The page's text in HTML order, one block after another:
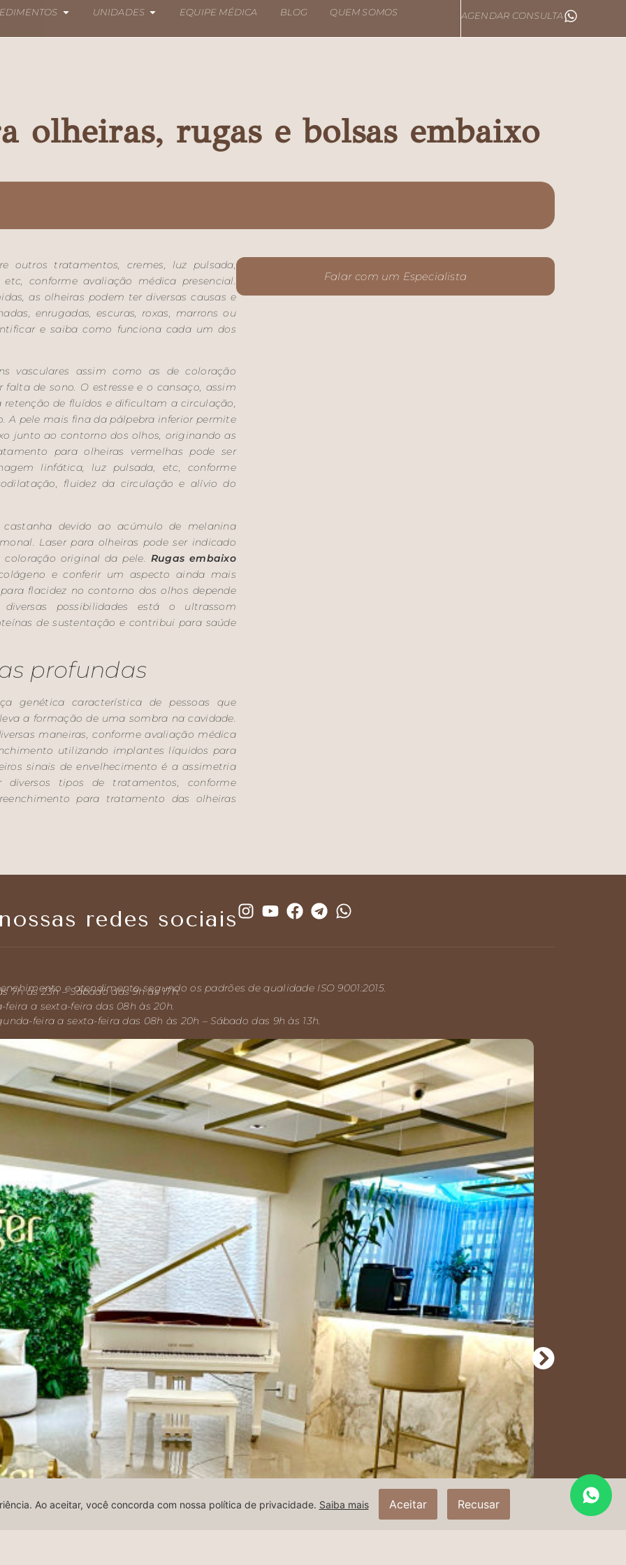
UNIDADES EQUIPE MÉDICA BLOG QUEM SOMOS AGENDAR CONSULTA
olheiras, rugas e bolsas embaixo
outros tratamentos, cremes, luz pulsada,
conforme avaliação médica presencial.
as olheiras podem ter diversas causas e
enrugadas, escuras, roxas, marrons ou
e saiba como funciona cada um dos
vasculares assim como as de coloração
de sono. O estresse e o cansaço, assim
de fluídos e dificultam a circulação,
A pele mais fina da pálpebra inferior permite
junto ao contorno dos olhos, originando as
para olheiras vermelhas pode ser
linfática, luz pulsada, etc, conforme
fluidez da circulação e alívio do
castanha devido ao acúmulo de melanina
Laser para olheiras pode ser indicado
original da pele. Rugas embaixo
e conferir um aspecto ainda mais
flacidez no contorno dos olhos depende
possibilidades está o ultrassom
de sustentação e contribui para saúde
profundas
genética característica de pessoas que
a formação de uma sombra na cavidade.
maneiras, conforme avaliação médica
utilizando implantes líquidos para
sinais de envelhecimento é a assimetria
tipos de tratamentos, conforme
para tratamento das olheiras
Falar com um Especialista
redes sociais
e atendimento segundo os padrões de qualidade ISO 9001:2015.
às 23h – Sábado das 9h às 17h.
a sexta-feira das 08h às 20h.
feira a sexta-feira das 08h às 20h – Sábado das 9h às 13h.
Ao aceitar, você concorda com nossa política de privacidade. Saiba mais Aceitar Recusar